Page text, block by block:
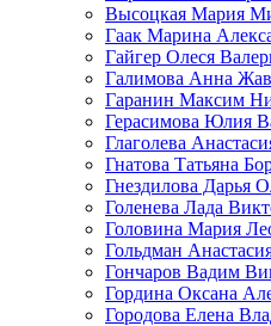
Высоцкая Мария
Гаак Марина
Гайгер Олеся
Галимова Анна
Гаранин Максим
Герасимова Юлия
Глаголева
Гнатова Татьяна
Гнездилова Дарья
Голенева Лада
Головина Мария
Гольдман
Гончаров Вадим
Гордина Оксана
Городова Елена